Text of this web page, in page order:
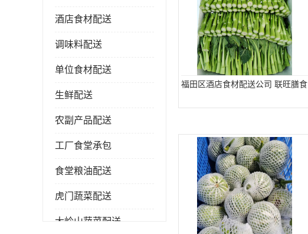
酒店食材配送
调味料配送
单位食材配送
生鲜配送
农副产品配送
工厂食堂承包
食堂粮油配送
虎门蔬菜配送
大岭山蔬菜配送
福田区酒店食材配送公司 联旺膳食